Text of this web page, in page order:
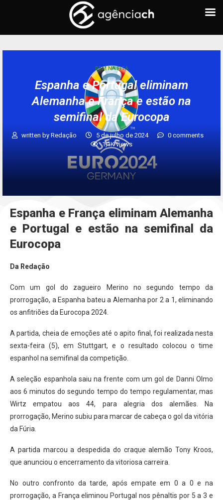
BEM NA FITA
Espanha e Portugal eliminam
Alemanha e França e estão na
semifinal da Eurocopa
written by Redação 5 de julho de 2024
0 comments
1,1Kviews
Espanha e França eliminam Alemanha
e Portugal e estão na semifinal da
Eurocopa
Da Redação
Com um gol do zagueiro Merino no segundo tempo da
prorrogação, a Espanha bateu a Alemanha por 2 a 1, eliminando
os anfitriões da Eurocopa 2024.
A partida, cheia de emoções até o apito final, foi realizada nesta
sexta-feira (5), em Stuttgart, e o resultado colocou o time
espanhol na semifinal da competição.
A seleção espanhola saiu na frente com um gol de Danni Olmo
aos 6 minutos do segundo tempo do tempo regulamentar, mas
Wirtz empatou aos 44, para alegria dos alemães. Na
prorrogação, Merino subiu para marcar de cabeça o gol da vitória
da Fúria.
A partida marcou a despedida do craque alemão Tony Kroos,
que anunciou o encerramento da vitoriosa carreira.
No outro confronto da tarde, após empate em 0 a 0 e na
prorrogação, a França eliminou Portugal nos pênaltis por 5 a 3 e